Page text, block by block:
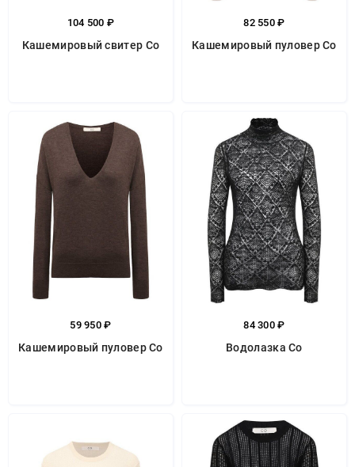
104 500 ₽
Кашемировый свитер Co
82 550 ₽
Кашемировый пуловер Co
59 950 ₽
Кашемировый пуловер Co
84 300 ₽
Водолазка Co